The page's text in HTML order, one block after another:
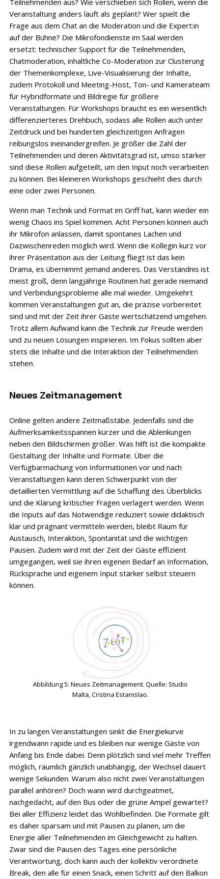
Veranstaltung anders läuft als geplant? Wer spielt die
Frage aus dem Chat an die Moderation und die Expert:in
auf der Bühne? Die Mikrofondienste im Saal werden
ersetzt: technischer Support für die Teilnehmenden,
Chatmoderation, inhaltliche Co-Moderation zur Clusterung
der Themenkomplexe, Live-Visualisierung der Inhalte,
zudem Protokoll und Meeting-Host, Ton- und Kamerateam
für Hybridformate und Bildregie für größere
Veranstaltungen. Für Workshops braucht es ein wesentlich
differenzierteres Drehbuch, sodass alle Rollen auch unter
Zeitdruck und bei hunderten gleichzeitigen Anfragen
reibungslos ineinandergreifen. Je größer die Zahl der
Teilnehmenden und deren Aktivitätsgrad ist, umso stärker
sind diese Rollen aufgeteilt, um den Input noch verarbeiten
zu können. Bei kleineren Workshops geschieht dies durch
eine oder zwei Personen.
Wenn man Technik und Format im Griff hat, kann wieder ein
wenig Chaos ins Spiel kommen. Acht Personen können auch
ihr Mikrofon anlassen, damit spontanes Lachen und
Dazwischenreden möglich wird. Wenn die Kollegin kurz vor
ihrer Präsentation aus der Leitung fliegt ist das kein
Drama, es übernimmt jemand anderes. Das Verständnis ist
meist groß, denn langjährige Routinen hat gerade niemand
und Verbindungsprobleme alle mal wieder. Umgekehrt
kommen Veranstaltungen gut an, die präzise vorbereitet
sind und mit der Zeit ihrer Gäste wertschätzend umgehen.
Trotz allem Aufwand kann die Technik zur Freude werden
und zu neuen Lösungen inspirieren. Im Fokus sollten aber
stets die Inhalte und die Interaktion der Teilnehmenden
stehen.
Neues Zeitmanagement
Online gelten andere Zeitmaßstäbe. Jedenfalls sind die
Aufmerksamkeitsspannen kürzer und die Ablenkungen
neben den Bildschirmen größer. Was hilft ist die kompakte
Gestaltung der Inhalte und Formate. Über die
Verfügbarmachung von Informationen vor und nach
Veranstaltungen kann deren Schwerpunkt von der
detaillierten Vermittlung auf die Schaffung des Überblicks
und die Klärung kritischer Fragen verlagert werden. Wenn
die Inputs auf das Notwendige reduziert sowie didaktisch
klar und prägnant vermitteln werden, bleibt Raum für
Austausch, Interaktion, Spontanität und die wichtigen
Pausen. Zudem wird mit der Zeit der Gäste effizient
umgegangen, weil sie ihren eigenen Bedarf an Information,
Rücksprache und eigenem Input stärker selbst steuern
können.
Abbildung 5: Neues Zeitmanagement. Quelle: Studio
Malta, Cristina Estanislao.
In zu langen Veranstaltungen sinkt die Energiekurve
irgendwann rapide und es bleiben nur wenige Gäste von
Anfang bis Ende dabei. Denn plötzlich sind viel mehr Treffen
möglich, räumlich gänzlich unabhängig, der Wechsel dauert
wenige Sekunden. Warum also nicht zwei Veranstaltungen
parallel anhören? Doch wann wird durchgeatmet,
nachgedacht, auf den Bus oder die grüne Ampel gewartet?
Bei aller Effizienz leidet das Wohlbefinden. Die Formate gilt
es daher sparsam und mit Pausen zu planen, um die
Energie aller Teilnehmenden im Gleichgewicht zu halten.
Zwar sind die Pausen des Tages eine persönliche
Verantwortung, doch kann auch der kollektiv verordnete
Break, den alle für einen Snack, einen Schritt auf den Balkon